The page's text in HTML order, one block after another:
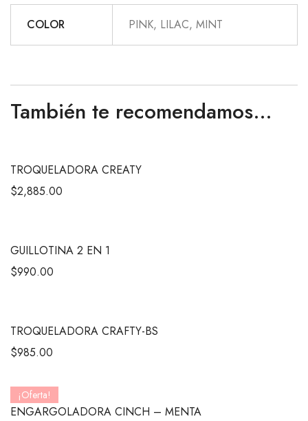
COLOR PINK, LILAC, MINT
También te recomendamos…
TROQUELADORA CREATY
$2,885.00
GUILLOTINA 2 EN 1
$990.00
TROQUELADORA CRAFTY-BS
$985.00
¡Oferta!
ENGARGOLADORA CINCH – MENTA